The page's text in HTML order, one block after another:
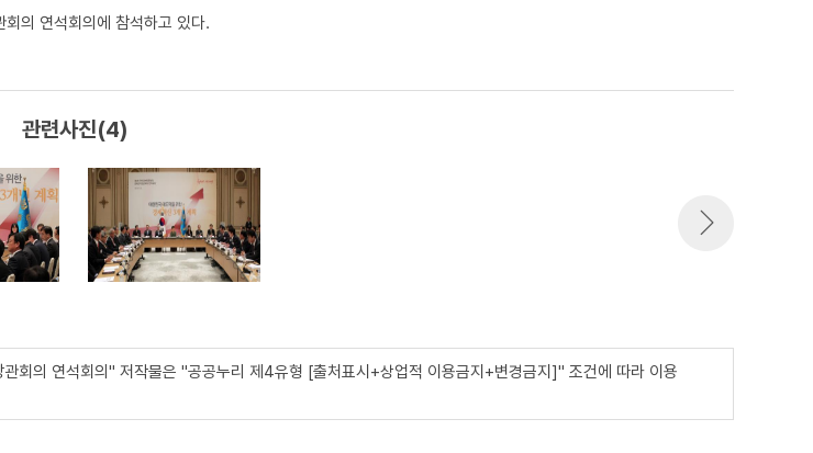
의 연석회의에 참석하고 있다.
관련사진(4)
회의 연석회의" 저작물은 "공공누리 제4유형 [출처표시+상업적 이용금지+변경금지]" 조건에 따라 이용